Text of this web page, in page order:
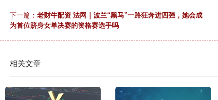
下一篇： 老财牛配资 法网｜波兰“黑马”一路狂奔进四强，她会成
为首位跻身女单决赛的资格赛选手吗
相关文章